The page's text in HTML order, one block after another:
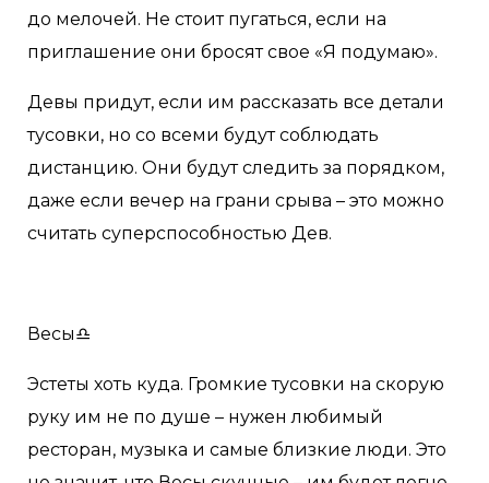
до мелочей. Не стоит пугаться, если на
приглашение они бросят свое «Я подумаю».
Девы придут, если им рассказать все детали
тусовки, но со всеми будут соблюдать
дистанцию. Они будут следить за порядком,
даже если вечер на грани срыва – это можно
считать суперспособностью Дев.
Весы♎️
Эстеты хоть куда. Громкие тусовки на скорую
руку им не по душе – нужен любимый
ресторан, музыка и самые близкие люди. Это